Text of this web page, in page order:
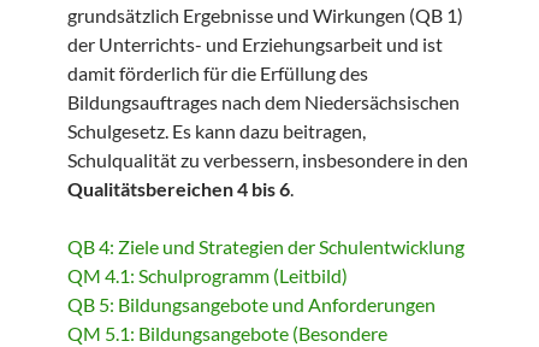
grundsätzlich Ergebnisse und Wirkungen (QB 1)
der Unterrichts- und Erziehungsarbeit und ist
damit förderlich für die Erfüllung des
Bildungsauftrages nach dem Niedersächsischen
Schulgesetz. Es kann dazu beitragen,
Schulqualität zu verbessern, insbesondere in den
Qualitätsbereichen 4 bis 6
QB 4: Ziele und Strategien der Schulentwicklung
QM 4.1: Schulprogramm (Leitbild)
QB 5: Bildungsangebote und Anforderungen
QM 5.1: Bildungsangebote (Besondere